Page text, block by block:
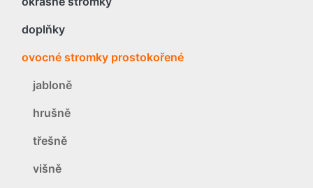
doplňky
ovocné stromky prostokořené
jabloně
hrušně
třešně
višně